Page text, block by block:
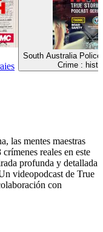
South Australia
Crime :
las mentes maestras
reales en este
profunda y detallada
videopodcast de True
con